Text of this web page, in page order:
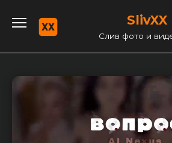
содержанию
SlivXX
Слив фото и